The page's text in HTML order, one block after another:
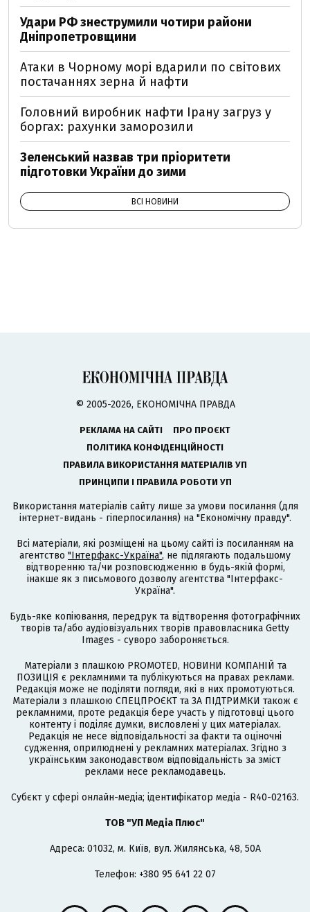
Удари РФ знеструмили чотири райони
Дніпропетровщини
Атаки в Чорному морі вдарили по світових
постачаннях зерна й нафти
Головний виробник нафти Ірану загруз у
боргах: рахунки заморозили
Зеленський назвав три пріоритети
підготовки України до зими
ВСІ НОВИНИ
© 2005-2026, ЕКОНОМІЧНА ПРАВДА
РЕКЛАМА НА САЙТІ
ПРО ПРОЄКТ
ПОЛІТИКА КОНФІДЕНЦІЙНОСТІ
ПРАВИЛА ВИКОРИСТАННЯ МАТЕРІАЛІВ УП
ПРИНЦИПИ І ПРАВИЛА РОБОТИ УП
Використання матеріалів сайту лише за умови посилання (для
інтернет-видань - гіперпосилання) на "Економічну правду".
Всі матеріали, які розміщені на цьому сайті із посиланням на
агентство "Інтерфакс-Україна", не підлягають подальшому
відтворенню та/чи розповсюдженню в будь-якій формі,
інакше як з письмового дозволу агентства "Інтерфакс-
Україна".
Будь-яке копіювання, передрук та відтворення фотографічних
творів та/або аудіовізуальних творів правовласника Getty
Images - суворо забороняється.
Матеріали з плашкою PROMOTED, НОВИНИ КОМПАНІЙ та
ПОЗИЦІЯ є рекламними та публікуються на правах реклами.
Редакція може не поділяти погляди, які в них промотуються.
Матеріали з плашкою СПЕЦПРОЄКТ та ЗА ПІДТРИМКИ також є
рекламними, проте редакція бере участь у підготовці цього
контенту і поділяє думки, висловлені у цих матеріалах.
Редакція не несе відповідальності за факти та оціночні
судження, оприлюднені у рекламних матеріалах. Згідно з
українським законодавством відповідальність за зміст
реклами несе рекламодавець.
Cубєкт у сфері онлайн-медіа; ідентифікатор медіа - R40-02163.
ТОВ "УП Медіа Плюс"
Адреса: 01032, м. Київ, вул. Жилянська, 48, 50А
Телефон: +380 95 641 22 07